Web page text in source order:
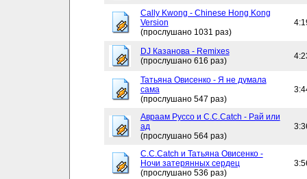
Cally Kwong - Chinese Hong Kong
Version
(прослушано 1031 раз)
DJ Казанова - Remixes
(прослушано 616 раз)
Татьяна Овисенко - Я не думала
сама
(прослушано 547 раз)
Авраам Руссо и C.C.Catch - Рай или
ад
(прослушано 564 раз)
C.C.Catch и Татьяна Овисенко -
Ночи затерянных сердец
(прослушано 536 раз)